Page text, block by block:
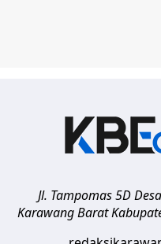
Jl. Tampomas 5D
Karawang Barat